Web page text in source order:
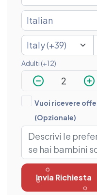
Adulti (+12)
Vuoi ricevere
(Opzionale)
Invia Richiesta